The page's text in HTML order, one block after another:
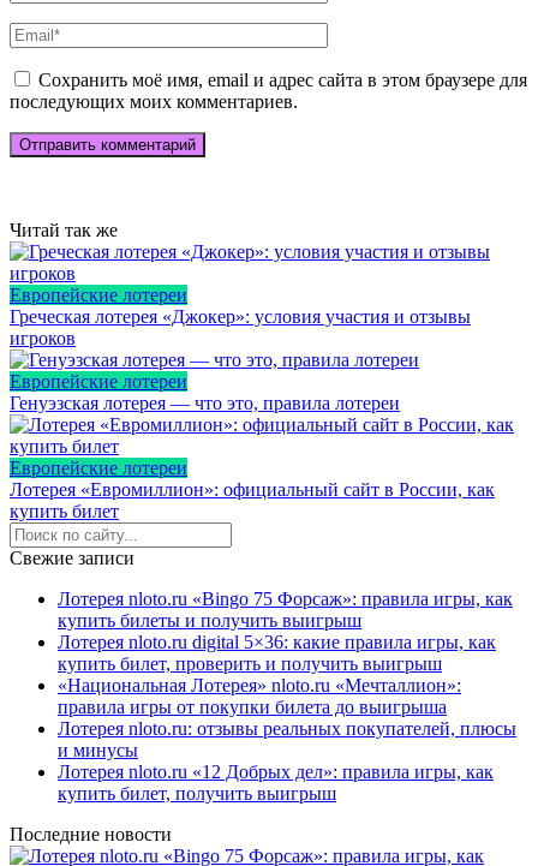
Сохранить моё имя, email и адрес сайта в этом браузере для
последующих моих комментариев.
Читай так же
Европейские лотереи
Греческая лотерея «Джокер»: условия участия и отзывы
игроков
Европейские лотереи
Генуэзская лотерея — что это, правила лотереи
Европейские лотереи
Лотерея «Евромиллион»: официальный сайт в России, как
купить билет
Свежие записи
Лотерея nloto.ru «Bingo 75 Форсаж»: правила игры, как
купить билеты и получить выигрыш
Лотерея nloto.ru digital 5×36: какие правила игры, как
купить билет, проверить и получить выигрыш
«Национальная Лотерея» nloto.ru «Мечталлион»:
правила игры от покупки билета до выигрыша
Лотерея nloto.ru: отзывы реальных покупателей, плюсы
и минусы
Лотерея nloto.ru «12 Добрых дел»: правила игры, как
купить билет, получить выигрыш
Последние новости